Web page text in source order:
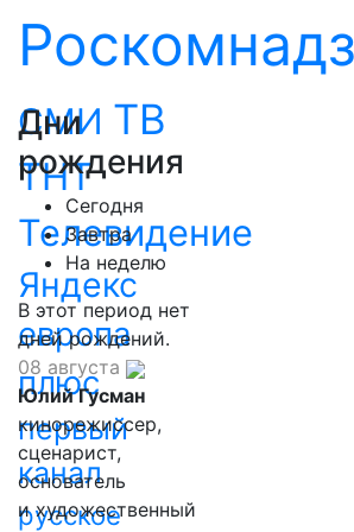
СМИ ТВ
ТНТ
Телевидение
Яндекс
европа
плюс
первый
канал
русское
Дни
рождения
Сегодня
Завтра
На неделю
В этот период нет
дней рождений.
08 августа
Юлий Гусман
кинорежиссер,
сценарист,
основатель
и художественный